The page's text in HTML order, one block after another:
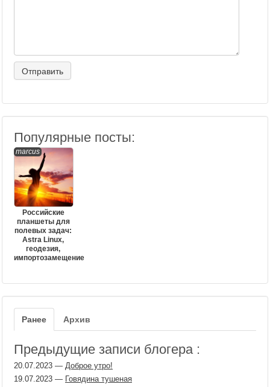
Популярные посты:
marcus
Российские
планшеты для
полевых задач:
Astra Linux,
геодезия,
импортозамещение
Ранее Архив
Предыдущие записи блогера :
20.07.2023 — Доброе утро!
19.07.2023 — Говядина тушеная